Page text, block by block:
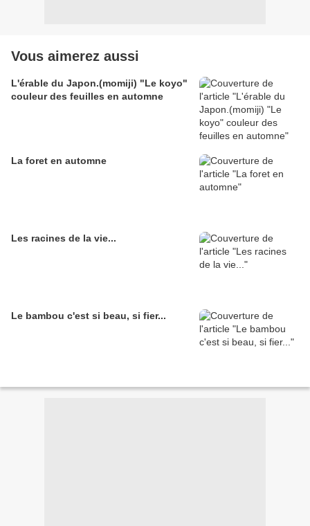
Vous aimerez aussi
L'érable du Japon.(momiji) "Le koyo"
couleur des feuilles en automne
La foret en automne
Les racines de la vie...
Le bambou c'est si beau, si fier...